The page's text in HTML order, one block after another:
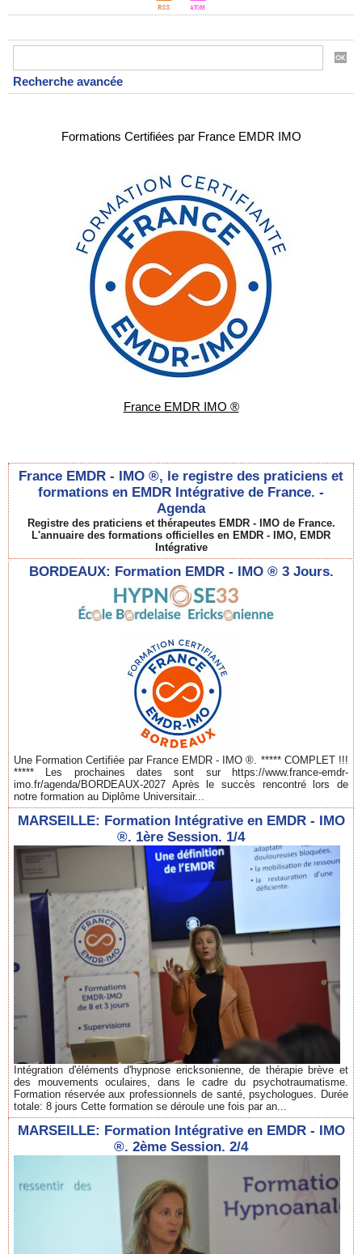
Recherche avancée
Formations Certifiées par France EMDR IMO
France EMDR IMO ®
France EMDR - IMO ®, le registre des praticiens et
formations en EMDR Intégrative de France. -
Agenda
Registre des praticiens et thérapeutes EMDR - IMO de France.
L'annuaire des formations officielles en EMDR - IMO, EMDR
Intégrative
BORDEAUX: Formation EMDR - IMO ® 3 Jours.
Une Formation Certifiée par France EMDR - IMO ®. ***** COMPLET !!!
***** Les prochaines dates sont sur https://www.france-emdr-
imo.fr/agenda/BORDEAUX-2027 Après le succès rencontré lors de
notre formation au Diplôme Universitair...
MARSEILLE: Formation Intégrative en EMDR - IMO
®. 1ère Session. 1/4
Intégration d'éléments d'hypnose ericksonienne, de thérapie brève et
des mouvements oculaires, dans le cadre du psychotraumatisme.
Formation réservée aux professionnels de santé, psychologues. Durée
totale: 8 jours Cette formation se déroule une fois par an...
MARSEILLE: Formation Intégrative en EMDR - IMO
®. 2ème Session. 2/4